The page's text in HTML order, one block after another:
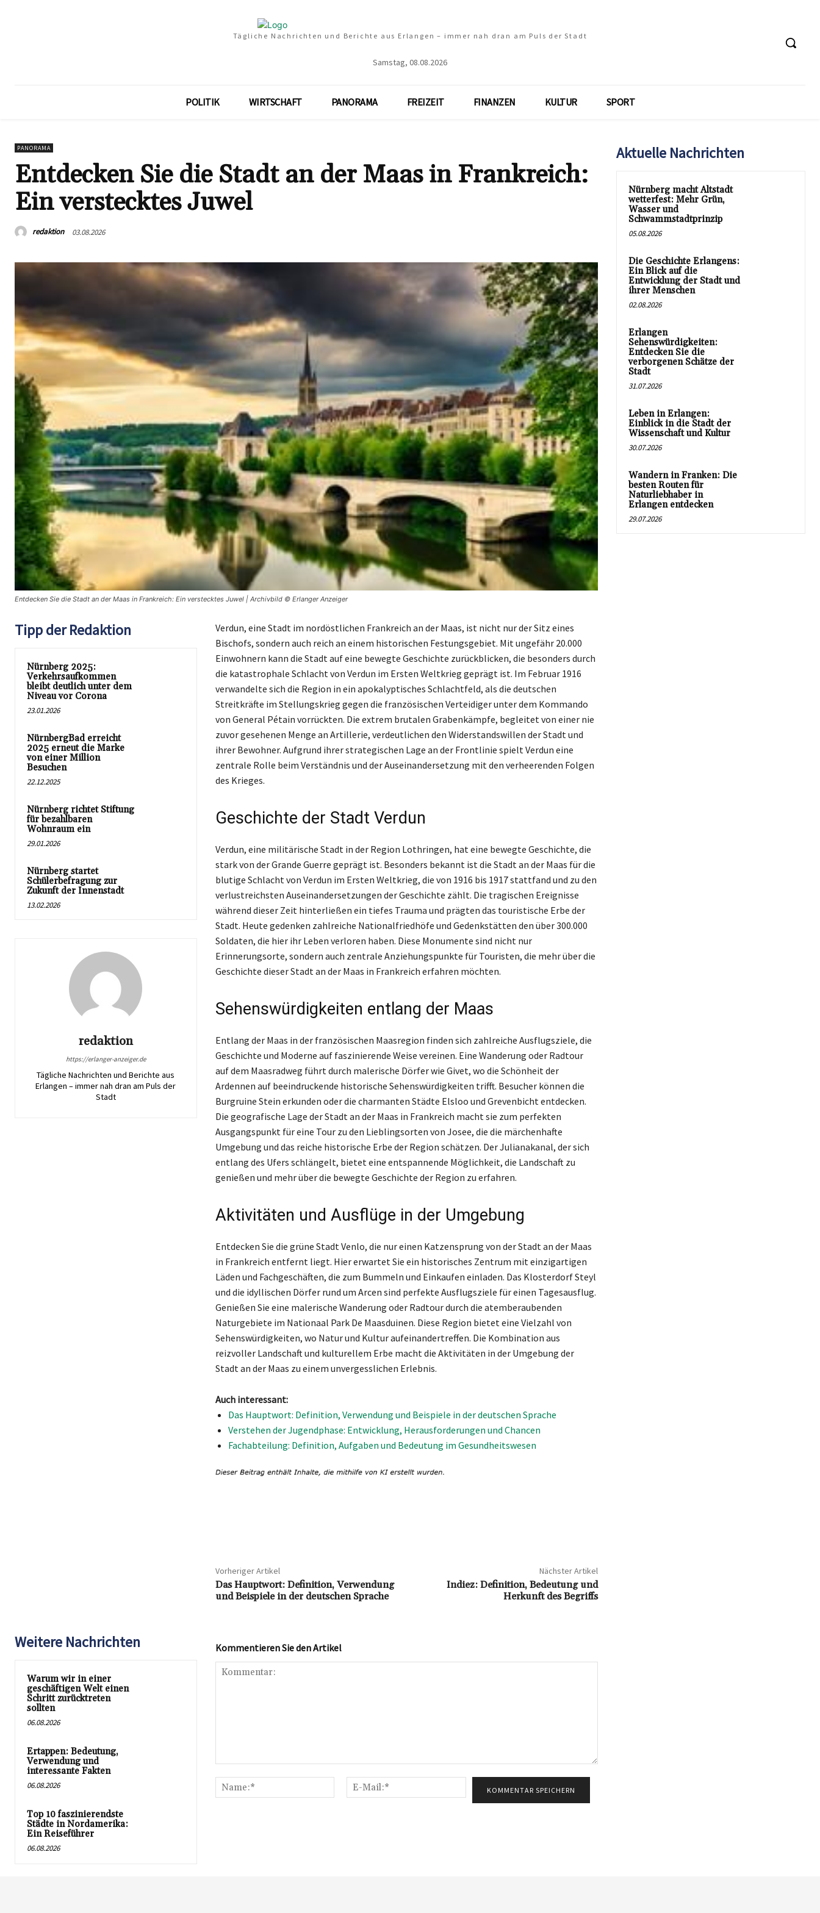
Tägliche Nachrichten und Berichte aus Erlangen – immer nah dran am Puls der Stadt
Samstag, 08.08.2026
POLITIK WIRTSCHAFT PANORAMA FREIZEIT FINANZEN KULTUR SPORT
PANORAMA
Entdecken Sie die Stadt an der Maas in Frankreich:
Ein verstecktes Juwel
redaktion 03.08.2026
Entdecken Sie die Stadt an der Maas in Frankreich: Ein verstecktes Juwel | Archivbild © Erlanger Anzeiger
Tipp der Redaktion
Nürnberg 2025:
Verkehrsaufkommen
bleibt deutlich unter dem
Niveau vor Corona
23.01.2026
NürnbergBad erreicht
2025 erneut die Marke
von einer Million
Besuchen
22.12.2025
Nürnberg richtet Stiftung
für bezahlbaren
Wohnraum ein
29.01.2026
Nürnberg startet
Schülerbefragung zur
Zukunft der Innenstadt
13.02.2026
redaktion
https://erlanger-anzeiger.de
Tägliche Nachrichten und Berichte aus
Erlangen – immer nah dran am Puls der
Stadt
Verdun, eine Stadt im nordöstlichen Frankreich an der Maas, ist nicht nur der Sitz eines
Bischofs, sondern auch reich an einem historischen Festungsgebiet. Mit ungefähr 20.000
Einwohnern kann die Stadt auf eine bewegte Geschichte zurückblicken, die besonders durch
die katastrophale Schlacht von Verdun im Ersten Weltkrieg geprägt ist. Im Februar 1916
verwandelte sich die Region in ein apokalyptisches Schlachtfeld, als die deutschen
Streitkräfte im Stellungskrieg gegen die französischen Verteidiger unter dem Kommando
von General Pétain vorrückten. Die extrem brutalen Grabenkämpfe, begleitet von einer nie
zuvor gesehenen Menge an Artillerie, verdeutlichen den Widerstandswillen der Stadt und
ihrer Bewohner. Aufgrund ihrer strategischen Lage an der Frontlinie spielt Verdun eine
zentrale Rolle beim Verständnis und der Auseinandersetzung mit den verheerenden Folgen
des Krieges.
Geschichte der Stadt Verdun
Verdun, eine militärische Stadt in der Region Lothringen, hat eine bewegte Geschichte, die
stark von der Grande Guerre geprägt ist. Besonders bekannt ist die Stadt an der Maas für die
blutige Schlacht von Verdun im Ersten Weltkrieg, die von 1916 bis 1917 stattfand und zu den
verlustreichsten Auseinandersetzungen der Geschichte zählt. Die tragischen Ereignisse
während dieser Zeit hinterließen ein tiefes Trauma und prägten das touristische Erbe der
Stadt. Heute gedenken zahlreiche Nationalfriedhöfe und Gedenkstätten den über 300.000
Soldaten, die hier ihr Leben verloren haben. Diese Monumente sind nicht nur
Erinnerungsorte, sondern auch zentrale Anziehungspunkte für Touristen, die mehr über die
Geschichte dieser Stadt an der Maas in Frankreich erfahren möchten.
Sehenswürdigkeiten entlang der Maas
Entlang der Maas in der französischen Maasregion finden sich zahlreiche Ausflugsziele, die
Geschichte und Moderne auf faszinierende Weise vereinen. Eine Wanderung oder Radtour
auf dem Maasradweg führt durch malerische Dörfer wie Givet, wo die Schönheit der
Ardennen auf beeindruckende historische Sehenswürdigkeiten trifft. Besucher können die
Burgruine Stein erkunden oder die charmanten Städte Elsloo und Grevenbicht entdecken.
Die geografische Lage der Stadt an der Maas in Frankreich macht sie zum perfekten
Ausgangspunkt für eine Tour zu den Lieblingsorten von Josee, die die märchenhafte
Umgebung und das reiche historische Erbe der Region schätzen. Der Julianakanal, der sich
entlang des Ufers schlängelt, bietet eine entspannende Möglichkeit, die Landschaft zu
genießen und mehr über die bewegte Geschichte der Region zu erfahren.
Aktivitäten und Ausflüge in der Umgebung
Entdecken Sie die grüne Stadt Venlo, die nur einen Katzensprung von der Stadt an der Maas
in Frankreich entfernt liegt. Hier erwartet Sie ein historisches Zentrum mit einzigartigen
Läden und Fachgeschäften, die zum Bummeln und Einkaufen einladen. Das Klosterdorf Steyl
und die idyllischen Dörfer rund um Arcen sind perfekte Ausflugsziele für einen Tagesausflug.
Genießen Sie eine malerische Wanderung oder Radtour durch die atemberaubenden
Naturgebiete im Nationaal Park De Maasduinen. Diese Region bietet eine Vielzahl von
Sehenswürdigkeiten, wo Natur und Kultur aufeinandertreffen. Die Kombination aus
reizvoller Landschaft und kulturellem Erbe macht die Aktivitäten in der Umgebung der
Stadt an der Maas zu einem unvergesslichen Erlebnis.
Auch interessant:
Das Hauptwort: Definition, Verwendung und Beispiele in der deutschen Sprache
Verstehen der Jugendphase: Entwicklung, Herausforderungen und Chancen
Fachabteilung: Definition, Aufgaben und Bedeutung im Gesundheitswesen
Vorheriger Artikel
Das Hauptwort: Definition, Verwendung
und Beispiele in der deutschen Sprache
Nächster Artikel
Indiez: Definition, Bedeutung und
Herkunft des Begriffs
Weitere Nachrichten
Warum wir in einer
geschäftigen Welt einen
Schritt zurücktreten
sollten
06.08.2026
Ertappen: Bedeutung,
Verwendung und
interessante Fakten
06.08.2026
Top 10 faszinierendste
Städte in Nordamerika:
Ein Reiseführer
06.08.2026
Kommentieren Sie den Artikel
Name:*
Mail:*
Aktuelle Nachrichten
Nürnberg macht Altstadt
wetterfest: Mehr Grün,
Wasser und
Schwammstadtprinzip
05.08.2026
Die Geschichte Erlangens:
Ein Blick auf die
Entwicklung der Stadt und
ihrer Menschen
02.08.2026
Erlangen
Sehenswürdigkeiten:
Entdecken Sie die
verborgenen Schätze der
Stadt
31.07.2026
Leben in Erlangen:
Einblick in die Stadt der
Wissenschaft und Kultur
30.07.2026
Wandern in Franken: Die
besten Routen für
Naturliebhaber in
Erlangen entdecken
29.07.2026